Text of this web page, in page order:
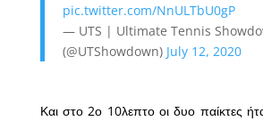
pic.twitter.com/NnULTbU0gP
— UTS | Ultimate Tennis
(@UTShowdown) July 12, 2020
Και στο 2ο 10λεπτο οι δυο παίκτες